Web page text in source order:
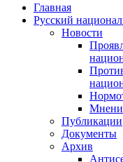
Главная
Русский
Новости
Публикации
Документы
Архив